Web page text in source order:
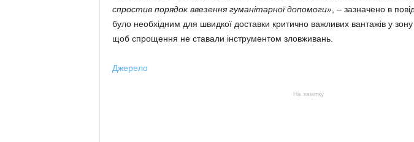
спростив порядок ввезення гуманітарної допомоги», – зазначено в
було необхідним для швидкої доставки критично важливих вантажів у
щоб спрощення не ставали інструментом зловживань.
Джерело
На замітку